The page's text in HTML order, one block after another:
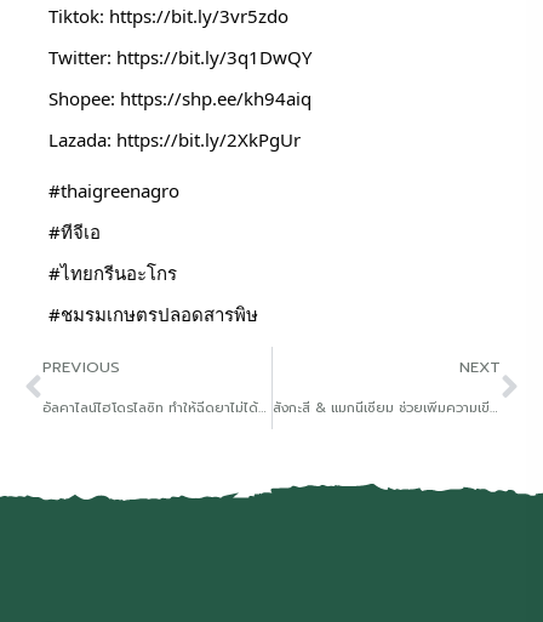
Tiktok: https://bit.ly/3vr5zdo
Twitter: https://bit.ly/3q1DwQY
Shopee: https://shp.ee/kh94aiq
Lazada: https://bit.ly/2XkPgUr
#thaigreenagro
#ทีจีเอ
#ไทยกรีนอะโกร
#ชมรมเกษตรปลอดสารพิษ
PREVIOUS
อัลคาไลน์ไฮโดรไลซิท ทำให้ฉีดยาไม่ได้ผลต้องแถม
NEXT
สังกะสี & แมกนีเซียม ช่วยเพิ่มความเขียวสังเคราะห์แสงเร่งโต